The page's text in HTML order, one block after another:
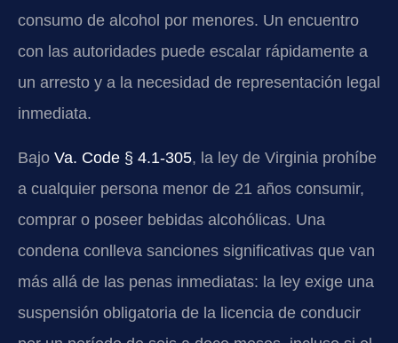
consumo de alcohol por menores. Un encuentro
con las autoridades puede escalar rápidamente a
un arresto y a la necesidad de representación legal
inmediata.
Bajo Va. Code § 4.1-305, la ley de Virginia prohíbe
a cualquier persona menor de 21 años consumir,
comprar o poseer bebidas alcohólicas. Una
condena conlleva sanciones significativas que van
más allá de las penas inmediatas: la ley exige una
suspensión obligatoria de la licencia de conducir